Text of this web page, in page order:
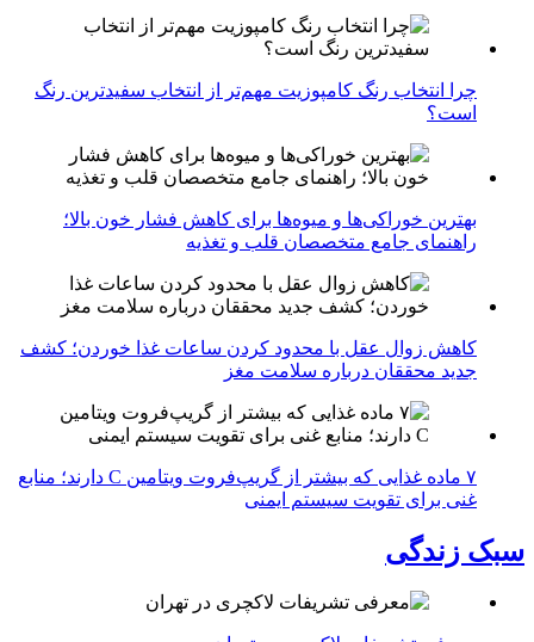
چرا انتخاب رنگ کامپوزیت مهم‌تر از انتخاب سفیدترین رنگ
است؟
بهترین خوراکی‌ها و میوه‌ها برای کاهش فشار خون بالا؛
راهنمای جامع متخصصان قلب و تغذیه
کاهش زوال عقل با محدود کردن ساعات غذا خوردن؛ کشف
جدید محققان درباره سلامت مغز
۷ ماده غذایی که بیشتر از گریپ‌فروت ویتامین C دارند؛ منابع
غنی برای تقویت سیستم ایمنی
سبک زندگی